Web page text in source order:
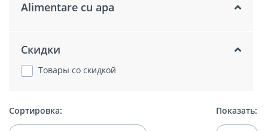
Alimentare cu apa
Скидки
Товары со скидкой
Сортировка: Показать: